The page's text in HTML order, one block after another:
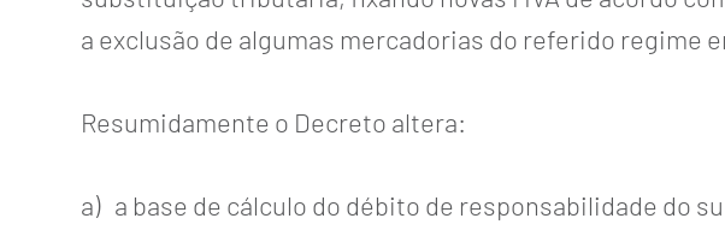
a exclusão de algumas mercadorias do referido regime
Resumidamente o Decreto altera:
a) a base de cálculo do débito de responsabilidade do